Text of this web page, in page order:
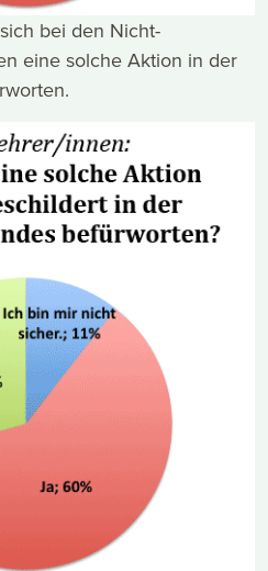
bei den Nicht-
eine solche Aktion in der